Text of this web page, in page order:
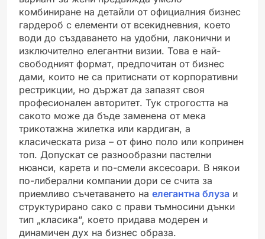
комбиниране на детайли от официалния бизнес
гардероб с елементи от всекидневния, което
води до създаването на удобни, лаконични и
изключително елегантни визии. Това е най-
свободният формат, предпочитан от бизнес
дами, които не са притиснати от корпоративни
рестрикции, но държат да запазят своя
професионален авторитет. Тук строгостта на
сакото може да бъде заменена от мека
трикотажна жилетка или кардиган, а
класическата риза – от фино поло или копринен
топ. Допускат се разнообразни пастелни
нюанси, карета и по-смели аксесоари. В някои
по-либерални компании дори се счита за
приемливо съчетаването на елегантна блуза и
структурирано сако с прави тъмносини дънки
тип „класика“, което придава модерен и
динамичен дух на бизнес образа.